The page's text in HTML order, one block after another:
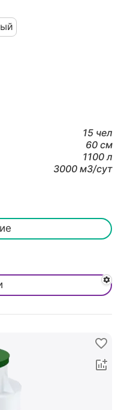
15 чел
60 см
1100 л
3000 м3/cут